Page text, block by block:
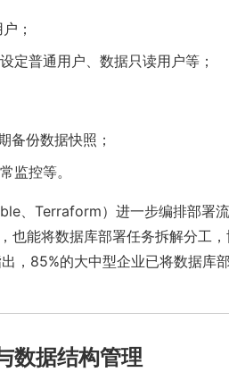
；
定普通用户、数据只读用户等；
备份数据快照；
监控等。
、Terraform）进一步编排部署
也能将数据库部署任务拆解分工，
，85%的大中型企业已将数据库
数据结构管理